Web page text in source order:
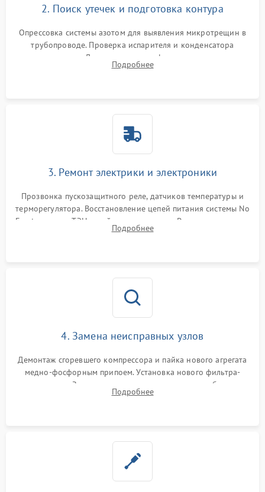
2. Поиск утечек и подготовка контура
Опрессовка системы азотом для выявления микротрещин в
трубопроводе. Проверка испарителя и конденсатора
течеискателем. Демонтаж старого фильтра-осушителя и
продувка капиллярной трубки для устранения засоров.
Подробнее
3. Ремонт электрики и электроники
Прозвонка пускозащитного реле, датчиков температуры и
терморегулятора. Восстановление цепей питания системы No
Frost, включая ТЭН оттайки и вентилятор. Ремонт или замена
платы управления при сбоях алгоритмов.
Подробнее
4. Замена неисправных узлов
Демонтаж сгоревшего компрессора и пайка нового агрегата
медно-фосфорным припоем. Установка нового фильтра-
осушителя. Замена изношенных вентиляторов обдува,
сломанных заслонок или поврежденных дверных петель.
Подробнее